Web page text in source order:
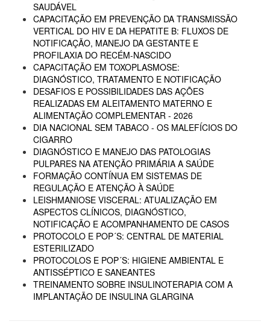
SAUDÁVEL
CAPACITAÇÃO EM PREVENÇÃO DA TRANSMISSÃO
VERTICAL DO HIV E DA HEPATITE B: FLUXOS DE
NOTIFICAÇÃO, MANEJO DA GESTANTE E
PROFILAXIA DO RECÉM-NASCIDO
CAPACITAÇÃO EM TOXOPLASMOSE:
DIAGNÓSTICO, TRATAMENTO E NOTIFICAÇÃO
DESAFIOS E POSSIBILIDADES DAS AÇÕES
REALIZADAS EM ALEITAMENTO MATERNO E
ALIMENTAÇÃO COMPLEMENTAR - 2026
DIA NACIONAL SEM TABACO - OS MALEFÍCIOS DO
CIGARRO
DIAGNÓSTICO E MANEJO DAS PATOLOGIAS
PULPARES NA ATENÇÃO PRIMÁRIA A SAÚDE
FORMAÇÃO CONTÍNUA EM SISTEMAS DE
REGULAÇÃO E ATENÇÃO À SAÚDE
LEISHMANIOSE VISCERAL: ATUALIZAÇÃO EM
ASPECTOS CLÍNICOS, DIAGNÓSTICO,
NOTIFICAÇÃO E ACOMPANHAMENTO DE CASOS
PROTOCOLO E POP´S: CENTRAL DE MATERIAL
ESTERILIZADO
PROTOCOLOS E POP´S: HIGIENE AMBIENTAL E
ANTISSÉPTICO E SANEANTES
TREINAMENTO SOBRE INSULINOTERAPIA COM A
IMPLANTAÇÃO DE INSULINA GLARGINA